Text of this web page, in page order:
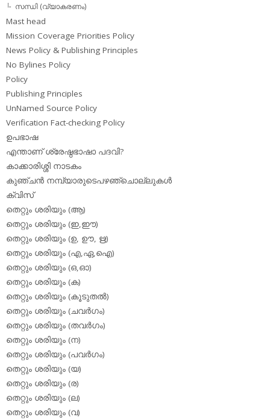
സന്ധി (വ്യാകരണം)
Mast head
Mission Coverage Priorities Policy
News Policy & Publishing Principles
No Bylines Policy
Policy
Publishing Principles
UnNamed Source Policy
Verification Fact-checking Policy
ഉപഭാഷ
എന്താണ് ശ്രേഷ്ഠഭാഷാ പദവി?
കാക്കാരിശ്ശി നാടകം
കുഞ്ചന്‍ നമ്പ്യാരുടെപഴഞ്ചൊല്ലുകള്‍
ക്വിസ്
തെറ്റും ശരിയും (ആ)
തെറ്റും ശരിയും (ഇ,ഈ)
തെറ്റും ശരിയും (ഉ, ഊ, ഋ)
തെറ്റും ശരിയും (എ,ഏ,ഐ)
തെറ്റും ശരിയും (ഒ,ഓ)
തെറ്റും ശരിയും (ക)
തെറ്റും ശരിയും (കൂടുതല്‍)
തെറ്റും ശരിയും (ചവര്‍ഗം)
തെറ്റും ശരിയും (തവര്‍ഗം)
തെറ്റും ശരിയും (ന)
തെറ്റും ശരിയും (പവര്‍ഗം)
തെറ്റും ശരിയും (യ)
തെറ്റും ശരിയും (ര)
തെറ്റും ശരിയും (ല)
തെറ്റും ശരിയും (വ)